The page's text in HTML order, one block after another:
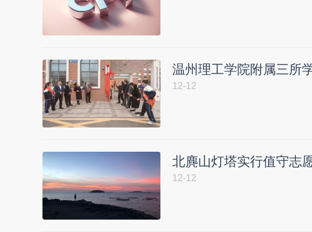
温州理工学院附属三所
12-12
北麂山灯塔实行值守志
12-12